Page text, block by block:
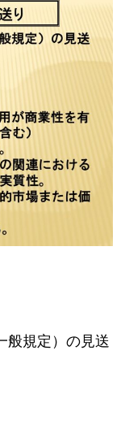
般規定）の見送